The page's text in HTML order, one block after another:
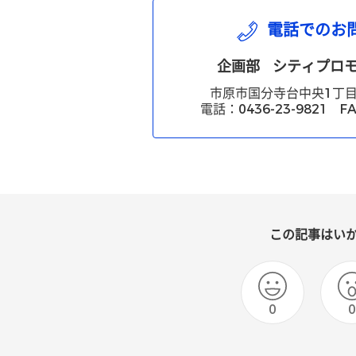
電話でのお
企画部 シティプロ
市原市国分寺台中央1丁
電話：0436-23-9821
この記事はい
0 0